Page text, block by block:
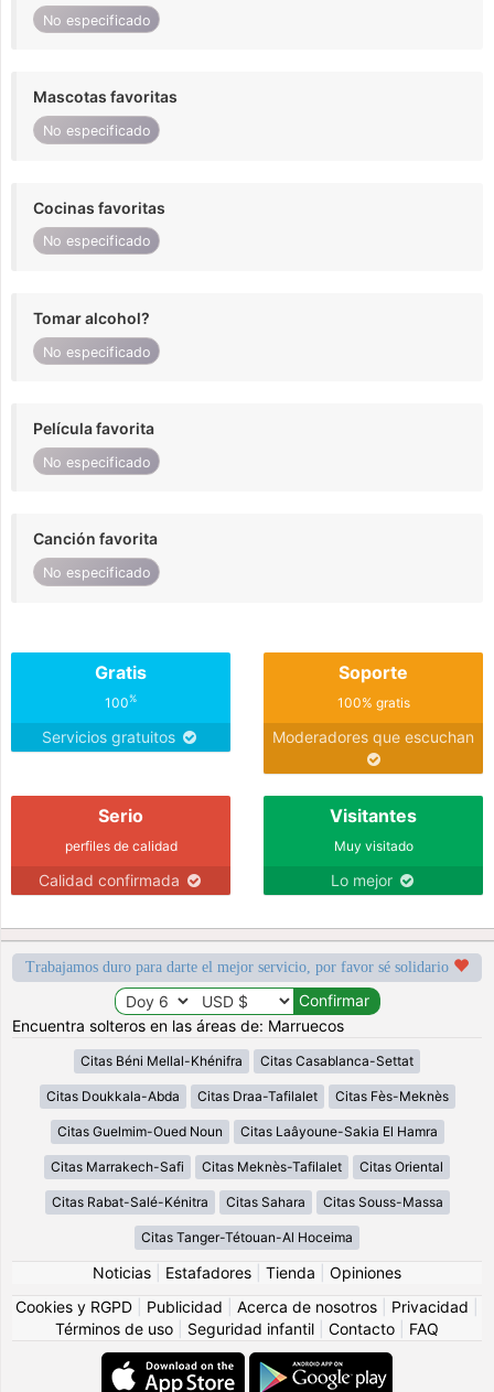
No especificado
Mascotas favoritas
No especificado
Cocinas favoritas
No especificado
Tomar alcohol?
No especificado
Película favorita
No especificado
Canción favorita
No especificado
Gratis
100%
Servicios gratuitos
Soporte
100% gratis
Moderadores que escuchan
Serio
perfiles de calidad
Calidad confirmada
Visitantes
Muy visitado
Lo mejor
Trabajamos duro para darte el mejor servicio, por favor sé solidario
Encuentra solteros en las áreas de: Marruecos
Citas Béni Mellal-Khénifra Citas Casablanca-Settat
Citas Doukkala-Abda Citas Draa-Tafilalet Citas Fès-Meknès
Citas Guelmim-Oued Noun Citas Laâyoune-Sakia El Hamra
Citas Marrakech-Safi Citas Meknès-Tafilalet Citas Oriental
Citas Rabat-Salé-Kénitra Citas Sahara Citas Souss-Massa
Citas Tanger-Tétouan-Al Hoceima
Noticias Estafadores Tienda
Opiniones
Cookies y RGPD
Publicidad Acerca de nosotros Privacidad
Términos de uso
Seguridad infantil Contacto FAQ